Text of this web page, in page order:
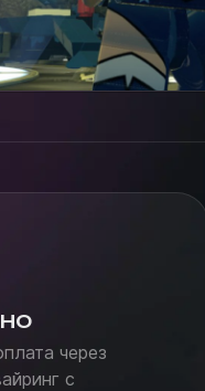
через
с